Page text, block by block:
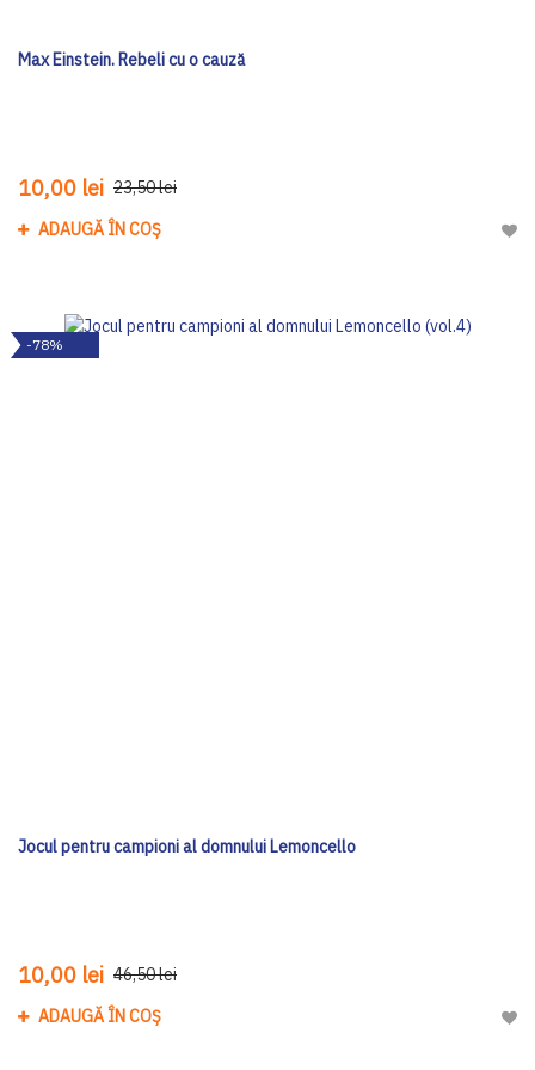
Max Einstein. Rebeli cu o cauză
10,00 lei 23,50 lei
ADAUGĂ ÎN COȘ
-78%
Jocul pentru campioni al domnului Lemoncello
10,00 lei 46,50 lei
ADAUGĂ ÎN COȘ